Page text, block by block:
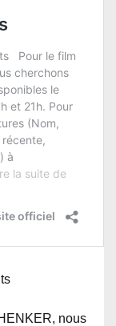
nous